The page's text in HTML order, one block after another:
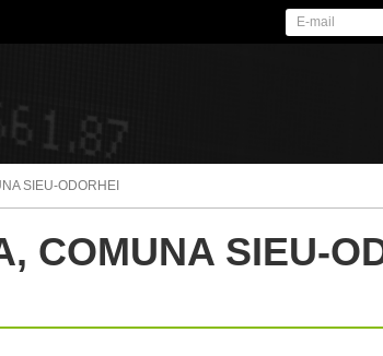
SIEU-ODORHEI
COMUNA SIEU-